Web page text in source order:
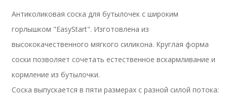
Антиколиковая соска для бутылочек с широким
горлышком "EasyStart". Изготовлена из
высококачественного мягкого силикона. Круглая форма
соски позволяет сочетать естественное вскармливание и
кормление из бутылочки.
Соска выпускается в пяти размерах с разной силой потока: